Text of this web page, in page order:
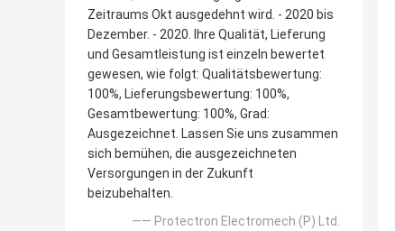
Zeitraums Okt ausgedehnt wird. - 2020 bis
Dezember. - 2020. Ihre Qualität, Lieferung
und Gesamtleistung ist einzeln bewertet
gewesen, wie folgt: Qualitätsbewertung:
100%, Lieferungsbewertung: 100%,
Gesamtbewertung: 100%, Grad:
Ausgezeichnet. Lassen Sie uns zusammen
sich bemühen, die ausgezeichneten
Versorgungen in der Zukunft
beizubehalten.
—— Protectron Electromech (P) Ltd.